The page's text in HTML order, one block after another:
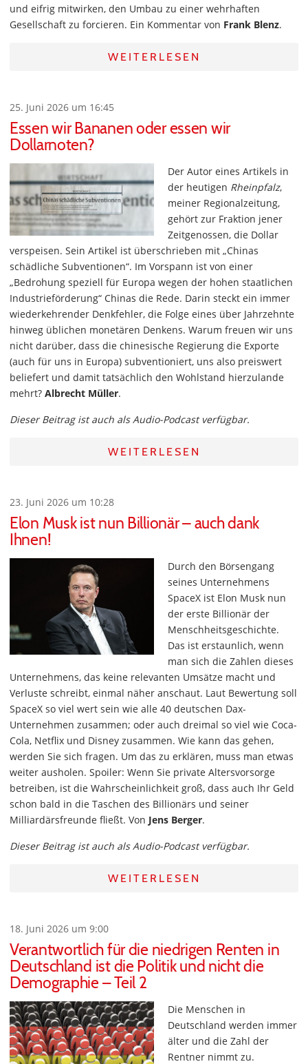
und eifrig mitwirken, den Umbau zu einer wehrhaften
Gesellschaft zu forcieren. Ein Kommentar von Frank Blenz.
WEITERLESEN
25. Juni 2026 um 16:45
Essen wir Bananen oder essen wir
Dollarnoten?
Der Autor eines Artikels in
der heutigen Rheinpfalz,
meiner Regionalzeitung,
gehört zur Fraktion jener
Zeitgenossen, die Dollar
verspeisen. Sein Artikel ist überschrieben mit „Chinas
schädliche Subventionen“. Im Vorspann ist von einer
„Bedrohung speziell für Europa wegen der hohen staatlichen
Industrieförderung“ Chinas die Rede. Darin steckt ein immer
wiederkehrender Denkfehler, die Folge eines über Jahrzehnte
hinweg üblichen monetären Denkens. Warum freuen wir uns
nicht darüber, dass die chinesische Regierung die Exporte
(auch für uns in Europa) subventioniert, uns also preiswert
beliefert und damit tatsächlich den Wohlstand hierzulande
mehrt? Albrecht Müller.
Dieser Beitrag ist auch als Audio-Podcast verfügbar.
WEITERLESEN
23. Juni 2026 um 10:28
Elon Musk ist nun Billionär – auch dank
Ihnen!
Durch den Börsengang
seines Unternehmens
SpaceX ist Elon Musk nun
der erste Billionär der
Menschheitsgeschichte.
Das ist erstaunlich, wenn
man sich die Zahlen dieses
Unternehmens, das keine relevanten Umsätze macht und
Verluste schreibt, einmal näher anschaut. Laut Bewertung soll
SpaceX so viel wert sein wie alle 40 deutschen Dax-
Unternehmen zusammen; oder auch dreimal so viel wie Coca-
Cola, Netflix und Disney zusammen. Wie kann das gehen,
werden Sie sich fragen. Um das zu erklären, muss man etwas
weiter ausholen. Spoiler: Wenn Sie private Altersvorsorge
betreiben, ist die Wahrscheinlichkeit groß, dass auch Ihr Geld
schon bald in die Taschen des Billionärs und seiner
Milliardärsfreunde fließt. Von Jens Berger.
Dieser Beitrag ist auch als Audio-Podcast verfügbar.
WEITERLESEN
18. Juni 2026 um 9:00
Verantwortlich für die niedrigen Renten in
Deutschland ist die Politik und nicht die
Demographie – Teil 2
Die Menschen in
Deutschland werden immer
älter und die Zahl der
Rentner nimmt zu.